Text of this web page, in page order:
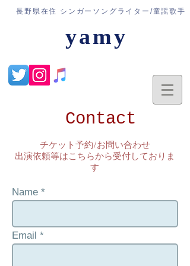
​長野県在住 シンガーソングライター/童謡歌手
yamy
Contact
チケット予約/お問い合わせ
出演依頼等はこちらから受付しておりま
す
Name
Email